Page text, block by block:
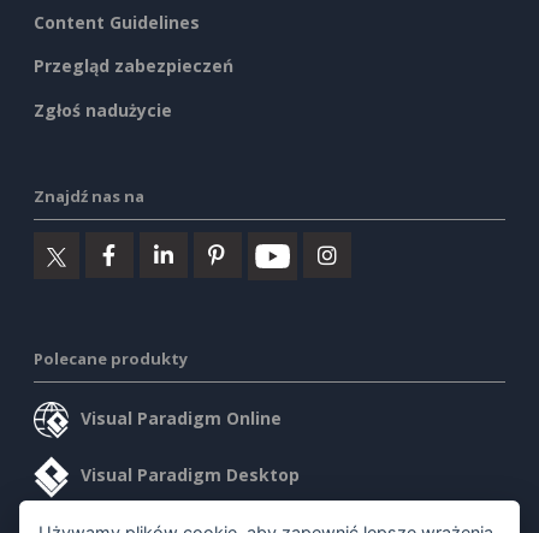
Content Guidelines
Przegląd zabezpieczeń
Zgłoś nadużycie
Znajdź nas na
Polecane produkty
Visual Paradigm Online
Visual Paradigm Desktop